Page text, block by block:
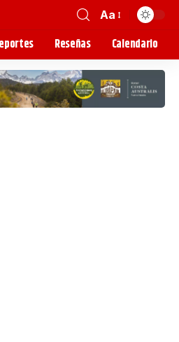
Aa
Reseñas Calendario